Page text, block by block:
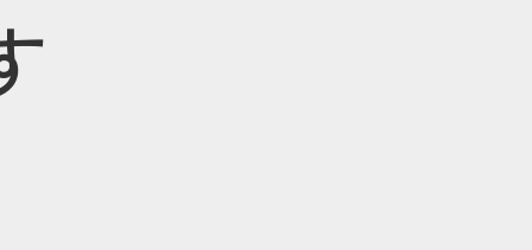
済金のご請求